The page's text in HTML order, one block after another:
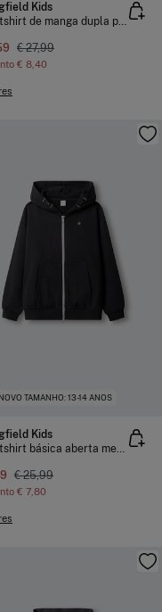
Kids
Sweatshirt de manga dupla para menino
€ 27,99
€ 8,40
NOVO TAMANHO: 13-14 ANOS
Kids
Sweatshirt básica aberta menino
€ 25,99
€ 7,80